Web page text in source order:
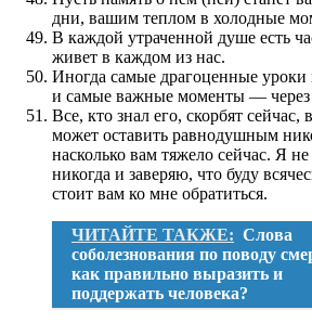
дни, вашим теплом в холодные
В каждой утраченной душе есть
живет в каждом из нас.
Иногда самые драгоценные уроки
и самые важные моменты — через
Все, кто знал его, скорбят сейчас,
может оставить равнодушным
насколько вам тяжело сейчас. Я
никогда и заверяю, что буду
стоит вам ко мне обратиться.
ЧИТАЙТЕ ТАКЖЕ: Слова
соболезнования по поводу
как правильно выразить и
поддержать человека?